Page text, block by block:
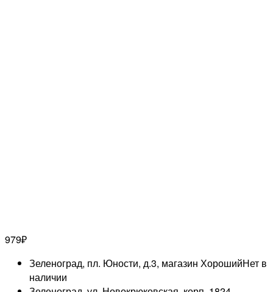
979₽
Зеленоград, пл. Юности, д.3, магазин ХорошийНет в
наличии